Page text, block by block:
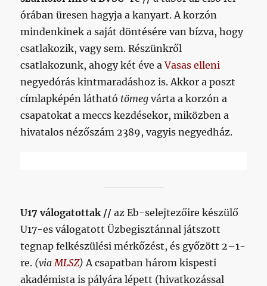
órában üresen hagyja a kanyart. A korzón
mindenkinek a saját döntésére van bízva, hogy
csatlakozik, vagy sem. Részünkről
csatlakozunk, ahogy két éve aVasas elleni
negyedórás kintmaradáshoz is. Akkor a poszt
címlapképén látható tömeg várta a korzón a
csapatokat a meccs kezdésekor, miközben a
hivatalos nézőszám 2389, vagyis negyedház.
U17 válogatottak // az Eb-selejtezőire készülő
U17-es válogatott Üzbegisztánnal játszott
tegnap felkészülési mérkőzést, és győzött 2–1-
re. (via MLSZ) A csapatban három kispesti
akadémista is pályára lépett (hivatkozással